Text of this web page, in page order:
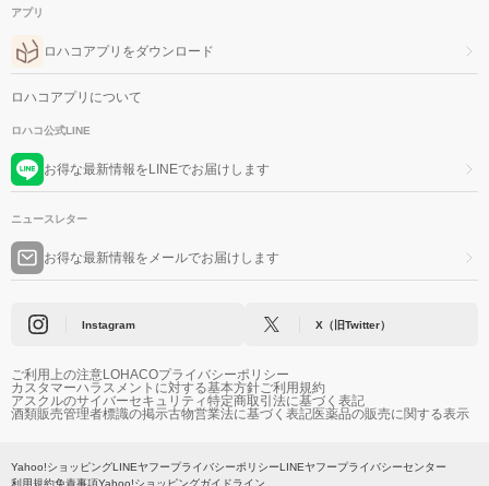
アプリ
ロハコアプリをダウンロード
ロハコアプリについて
ロハコ公式LINE
お得な最新情報をLINEでお届けします
ニュースレター
お得な最新情報をメールでお届けします
Instagram X（旧Twitter）
ご利用上の注意LOHACOプライバシーポリシー
カスタマーハラスメントに対する基本方針ご利用規約
アスクルのサイバーセキュリティ特定商取引法に基づく表記
酒類販売管理者標識の掲示古物営業法に基づく表記医薬品の販売に関する表示
Yahoo!ショッピングLINEヤフープライバシーポリシーLINEヤフープライバシーセンター
利用規約免責事項Yahoo!ショッピングガイドライン